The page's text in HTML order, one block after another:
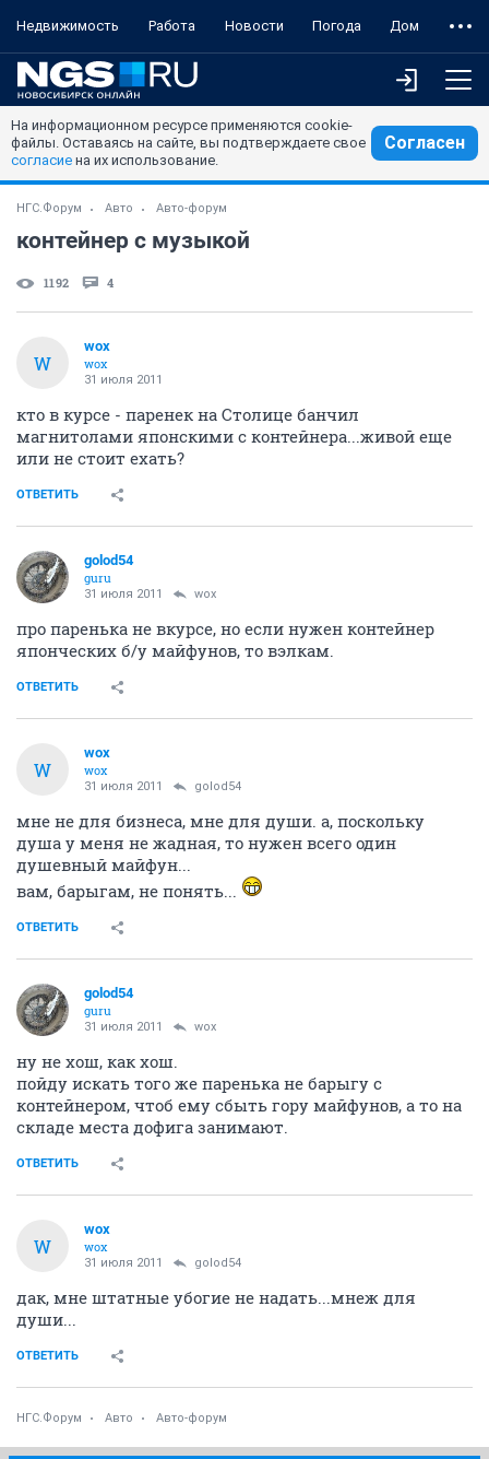
Недвижимость Работа Новости Погода Дом
На информационном ресурсе применяются cookie-
файлы. Оставаясь на сайте, вы подтверждаете свое
согласие на их использование.
Согласен
НГС.Форум Авто Авто-форум
контейнер с музыкой
1192 4
W
wox
wox
31 июля 2011
кто в курсе - паренек на Столице банчил
магнитолами японскими с контейнера...живой еще
или не стоит ехать?
ОТВЕТИТЬ
golod54
guru
31 июля 2011 wox
про паренька не вкурсе, но если нужен контейнер
японческих б/у майфунов, то вэлкам.
ОТВЕТИТЬ
W
wox
wox
31 июля 2011 golod54
мне не для бизнеса, мне для души. а, поскольку
душа у меня не жадная, то нужен всего один
душевный майфун...
вам, барыгам, не понять...
ОТВЕТИТЬ
golod54
guru
31 июля 2011 wox
ну не хош, как хош.
пойду искать того же паренька не барыгу с
контейнером, чтоб ему сбыть гору майфунов, а то на
складе места дофига занимают.
ОТВЕТИТЬ
W
wox
wox
31 июля 2011 golod54
дак, мне штатные убогие не надать...мнеж для
души...
ОТВЕТИТЬ
НГС.Форум Авто Авто-форум